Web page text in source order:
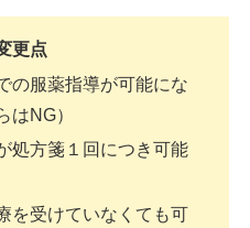
更点
の服薬指導が可能にな
はNG）
処方箋１回につき可能
を受けていなくても可